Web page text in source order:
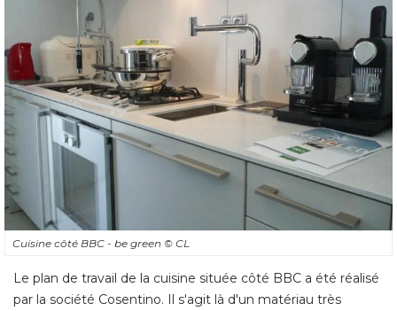
Cuisine côté BBC - be green © CL
Le plan de travail de la cuisine située côté BBC a été réalisé
par la société Cosentino. Il s'agit là d'un matériau très